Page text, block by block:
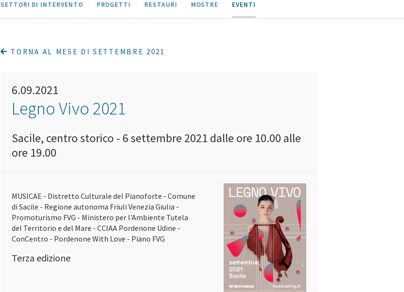
SETTORI DI INTERVENTO PROGETTI RESTAURI MOSTRE EVENTI
TORNA AL MESE DI SETTEMBRE 2021
6.09.2021
Legno Vivo 2021
Sacile, centro storico - 6 settembre 2021 dalle ore 10.00 alle
ore 19.00
MUSICAE - Distretto Culturale del Pianoforte - Comune
di Sacile - Regione autonoma Friuli Venezia Giulia -
Promoturismo FVG - Ministero per l'Ambiente Tutela
del Territorio e del Mare - CCIAA Pordenone Udine -
ConCentro - Pordenone With Love - Piano FVG
Terza edizione